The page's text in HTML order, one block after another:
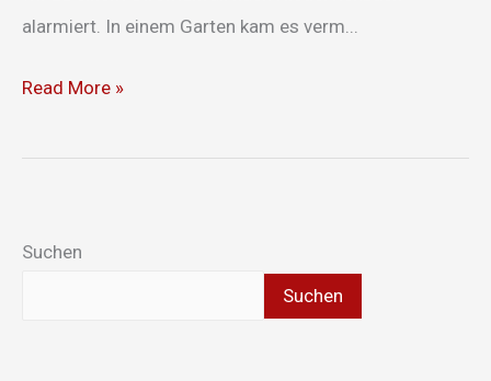
alarmiert. In einem Garten kam es verm...
Read More »
Suchen
Suchen